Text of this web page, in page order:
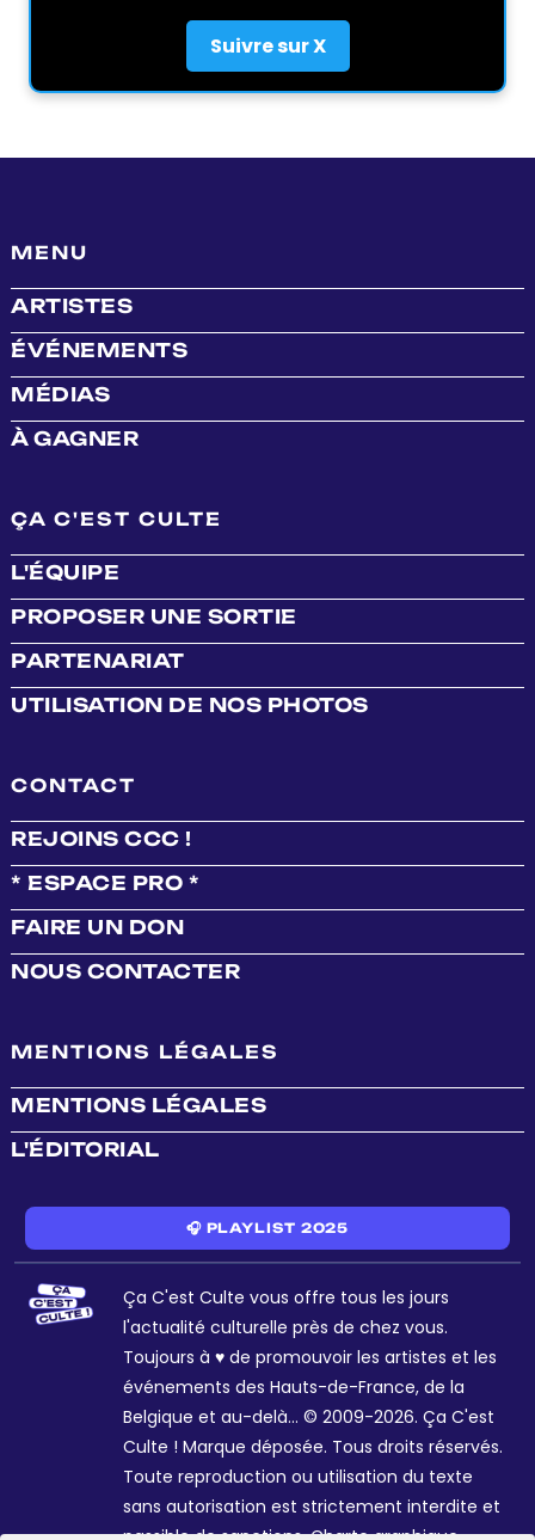
Suivre sur X
MENU
ARTISTES
ÉVÉNEMENTS
MÉDIAS
À GAGNER
ÇA C'EST CULTE
L'ÉQUIPE
PROPOSER UNE SORTIE
PARTENARIAT
UTILISATION DE NOS PHOTOS
CONTACT
REJOINS CCC !
* ESPACE PRO *
FAIRE UN DON
NOUS CONTACTER
MENTIONS LÉGALES
MENTIONS LÉGALES
L'ÉDITORIAL
🎧 PLAYLIST 2025
Ça C'est Culte vous offre tous les jours
l'actualité culturelle près de chez vous.
Toujours à ♥ de promouvoir les artistes et les
événements des Hauts-de-France, de la
Belgique et au-delà... © 2009-2026. Ça C'est
Culte ! Marque déposée. Tous droits réservés.
Toute reproduction ou utilisation du texte
sans autorisation est strictement interdite et